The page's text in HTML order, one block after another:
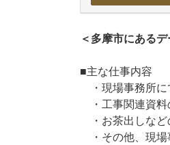
＜多摩市にある
■主な仕事内容
・現場事務所に
・工事関連資料
・お茶出しなど
・その他、現場